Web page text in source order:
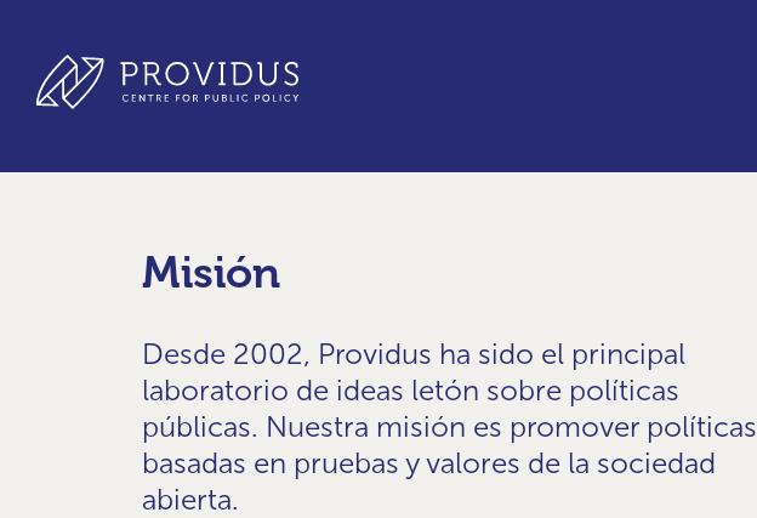
Misión
Desde 2002, Providus ha sido el principal
laboratorio de ideas letón sobre políticas
públicas. Nuestra misión es promover políticas
basadas en pruebas y valores de la sociedad
abierta.